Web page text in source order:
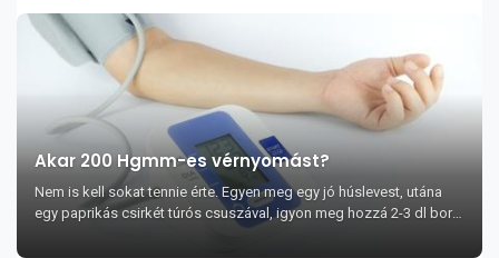
Akar 200 Hgmm-es vérnyomást?
Nem is kell sokat tennie érte. Egyen meg egy jó húslevest, utána
egy paprikás csirkét túrós csuszával, igyon meg hozzá 2-3 dl bort